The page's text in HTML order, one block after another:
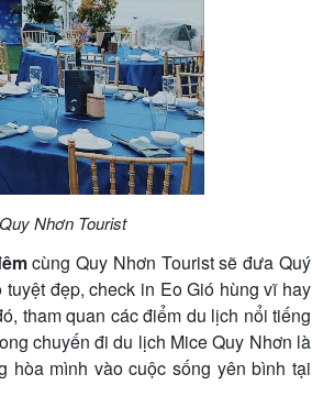
Nhơn Tourist
cùng Quy Nhơn Tourist sẽ đưa Quý
đẹp, check in Eo Gió hùng vĩ hay
tham quan các điểm du lịch nổi tiếng
chuyến đi du lịch Mice Quy Nhơn là
hòa mình vào cuộc sống yên bình tại